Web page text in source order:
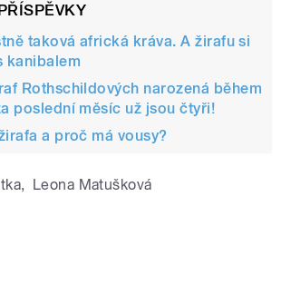
taková africká kráva. A žirafu si
kanibalem
Rothschildových narozená během
poslední měsíc už jsou čtyři!
a proč má vousy?
, Leona Matušková